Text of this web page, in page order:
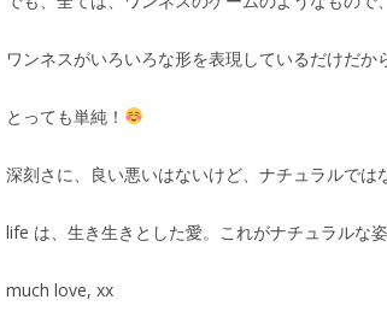
ワンネスがいろいろな形を表現しているだけだか
とっても単純！
深刻さに、良い悪いはないけど、ナチュラルでは
life は、生き生きとした愛。これがナチュラルな姿
much love, xx